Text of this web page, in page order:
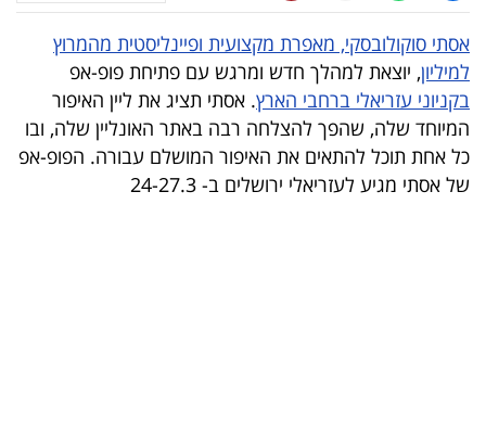
טלוויזיה
עסקי
ספורט
קריירה
ולימודים
אסתי סוקולובסקי, מאפרת מקצועית ופיינליסטית מהמרוץ
למיליון, יוצאת למהלך חדש ומרגש עם פתיחת פופ-אפ
בקניוני עזריאלי ברחבי הארץ. אסתי תציג את ליין האיפור
המיוחד שלה, שהפך להצלחה רבה באתר האונליין שלה, ובו
כל אחת תוכל להתאים את האיפור המושלם עבורה. הפופ-אפ
של אסתי מגיע לעזריאלי ירושלים ב- 24-27.3